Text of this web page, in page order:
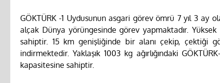
GÖKTÜRK -1 Uydusunun asgari görev ömrü 7 yıl 3 ay
alçak Dünya yörüngesinde görev yapmaktadır.
sahiptir. 15 km genişliğinde bir alanı çekip, çektiği
indirmektedir. Yaklaşık 1003 kg ağırlığındaki
kapasitesine sahiptir.